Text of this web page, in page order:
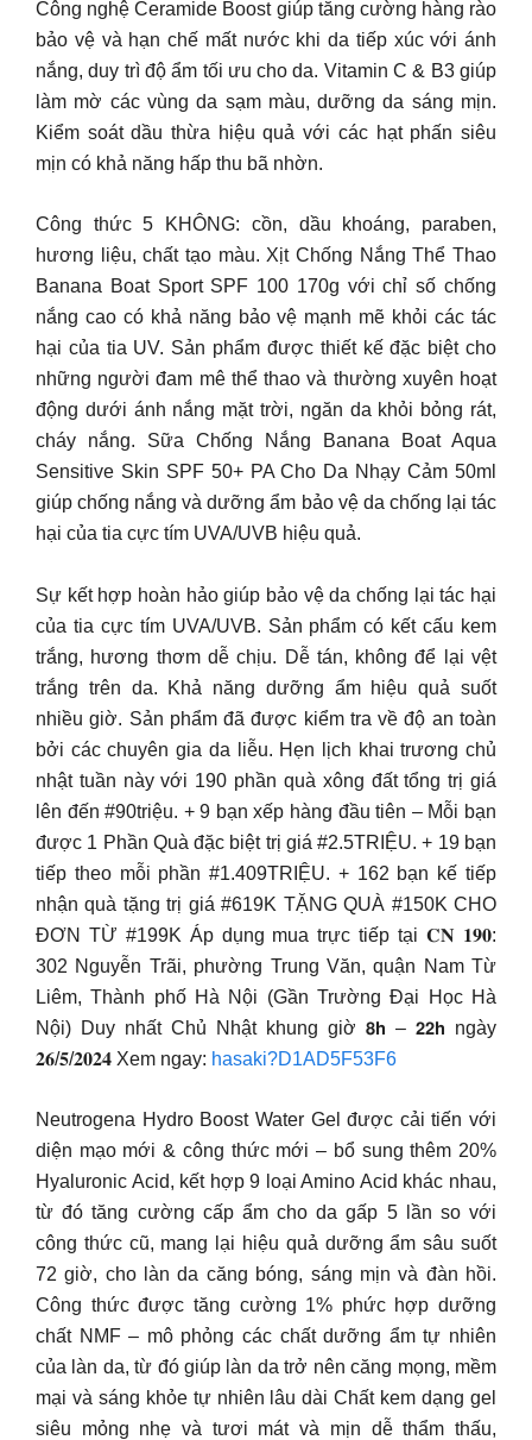
Công nghệ Ceramide Boost giúp tăng cường hàng rào
bảo vệ và hạn chế mất nước khi da tiếp xúc với ánh
nắng, duy trì độ ẩm tối ưu cho da. Vitamin C & B3 giúp
làm mờ các vùng da sạm màu, dưỡng da sáng mịn.
Kiểm soát dầu thừa hiệu quả với các hạt phấn siêu
mịn có khả năng hấp thu bã nhờn.
Công thức 5 KHÔNG: cồn, dầu khoáng, paraben,
hương liệu, chất tạo màu. Xịt Chống Nắng Thể Thao
Banana Boat Sport SPF 100 170g với chỉ số chống
nắng cao có khả năng bảo vệ mạnh mẽ khỏi các tác
hại của tia UV. Sản phẩm được thiết kế đặc biệt cho
những người đam mê thể thao và thường xuyên hoạt
động dưới ánh nắng mặt trời, ngăn da khỏi bỏng rát,
cháy nắng. Sữa Chống Nắng Banana Boat Aqua
Sensitive Skin SPF 50+ PA Cho Da Nhạy Cảm 50ml
giúp chống nắng và dưỡng ẩm bảo vệ da chống lại tác
hại của tia cực tím UVA/UVB hiệu quả.
Sự kết hợp hoàn hảo giúp bảo vệ da chống lại tác hại
của tia cực tím UVA/UVB. Sản phẩm có kết cấu kem
trắng, hương thơm dễ chịu. Dễ tán, không để lại vệt
trắng trên da. Khả năng dưỡng ẩm hiệu quả suốt
nhiều giờ. Sản phẩm đã được kiểm tra về độ an toàn
bởi các chuyên gia da liễu. Hẹn lịch khai trương chủ
nhật tuần này với 190 phần quà xông đất tổng trị giá
lên đến #90triệu. + 9 bạn xếp hàng đầu tiên – Mỗi bạn
được 1 Phần Quà đặc biệt trị giá #2.5TRIỆU. + 19 bạn
tiếp theo mỗi phần #1.409TRIỆU. + 162 bạn kế tiếp
nhận quà tặng trị giá #619K TẶNG QUÀ #150K CHO
ĐƠN TỪ #199K Áp dụng mua trực tiếp tại 𝐂𝐍 𝟏𝟗𝟎:
302 Nguyễn Trãi, phường Trung Văn, quận Nam Từ
Liêm, Thành phố Hà Nội (Gần Trường Đại Học Hà
Nội) Duy nhất Chủ Nhật khung giờ 𝟴𝗵 – 𝟮𝟮𝗵 ngày
𝟐𝟔/𝟓/𝟐𝟎𝟐𝟒 Xem ngay: hasaki?D1AD5F53F6
Neutrogena Hydro Boost Water Gel được cải tiến với
diện mạo mới & công thức mới – bổ sung thêm 20%
Hyaluronic Acid, kết hợp 9 loại Amino Acid khác nhau,
từ đó tăng cường cấp ẩm cho da gấp 5 lần so với
công thức cũ, mang lại hiệu quả dưỡng ẩm sâu suốt
72 giờ, cho làn da căng bóng, sáng mịn và đàn hồi.
Công thức được tăng cường 1% phức hợp dưỡng
chất NMF – mô phỏng các chất dưỡng ẩm tự nhiên
của làn da, từ đó giúp làn da trở nên căng mọng, mềm
mại và sáng khỏe tự nhiên lâu dài Chất kem dạng gel
siêu mỏng nhẹ và tươi mát và mịn dễ thẩm thấu,